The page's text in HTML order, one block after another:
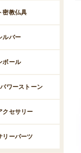
密教仏具
ルバー
ボール
ワーストーン
クセサリー
リーパーツ